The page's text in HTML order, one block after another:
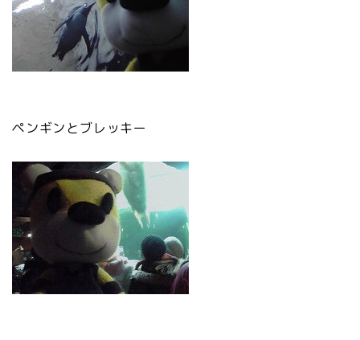
ペンギンとブレッキー